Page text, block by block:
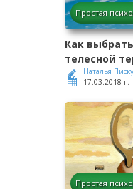
Простая
Как
телесной
Наталья
17.03.2018 г.
Простая